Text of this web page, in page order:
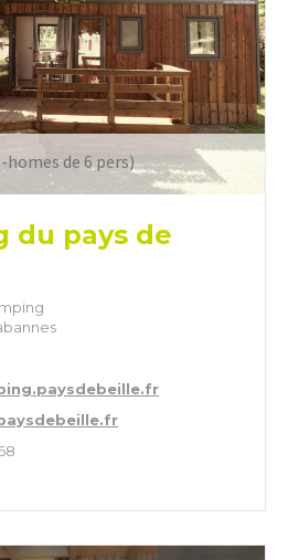
de 6 pers)
du pays de